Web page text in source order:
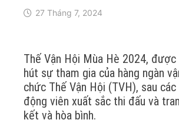
27 Tháng 7, 2024
Thế Vận Hội Mùa Hè 2024,
hút sự tham gia của hàng ngàn
chức Thế Vận Hội (TVH), sau
động viên xuất sắc thi đấu và
kết và hòa bình.